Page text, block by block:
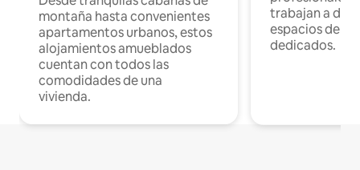
montaña hasta convenientes
apartamentos urbanos, estos
alojamientos amueblados
cuentan con todos las
comodidades de una
vivienda.
trabajan a
espacios de
dedicados.